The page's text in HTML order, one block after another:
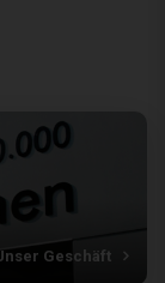
Geschäft